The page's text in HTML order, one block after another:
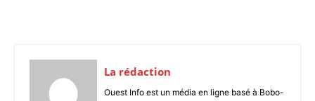
La rédaction
Ouest Info est un média en ligne basé à Bobo-